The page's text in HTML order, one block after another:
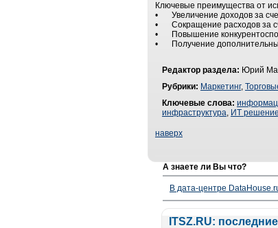
Ключевые преимущества от
•
Увеличение доходов за
•
Сокращение расходов за
•
Повышение
•
Получение
Редактор раздела: Юрий
Рубрики: Маркетинг,
Ключевые слова:
инфраструктура, ИТ решение
наверх
А знаете ли Вы что?
В дата-центре
ITSZ.RU: